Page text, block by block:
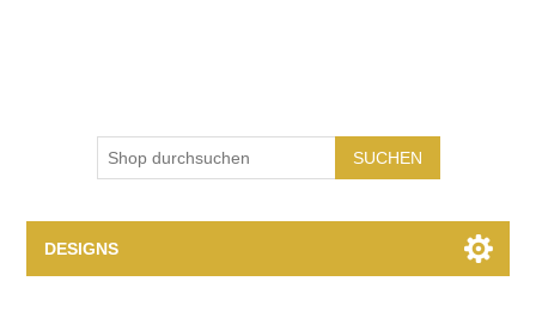
SUCHEN
DESIGNS